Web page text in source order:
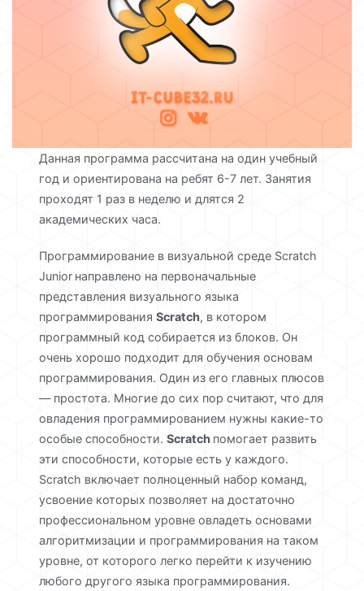
Данная программа рассчитана на один учебный
год и ориентирована на ребят 6-7 лет. Занятия
проходят 1 раз в неделю и длятся 2
академических часа.
Программирование в визуальной среде Scratch
Junior направлено на первоначальные
представления визуального языка
программированияScratch, в котором
программный код собирается из блоков. Он
очень хорошо подходит для обучения основам
программирования. Один из его главных плюсов
— простота. Многие до сих пор считают, что для
овладения программированием нужны какие-то
особые способности.Scratch помогает развить
эти способности, которые есть у каждого.
Scratch включает полноценный набор команд,
усвоение которых позволяет на достаточно
профессиональном уровне овладеть основами
алгоритмизации и программирования на таком
уровне, от которого легко перейти к изучению
любого другого языка программирования.